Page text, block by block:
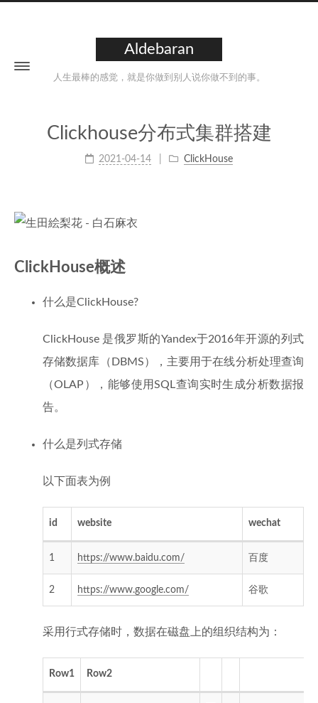
Aldebaran
人生最棒的感觉，就是你做到别人说你做不到的事。
Clickhouse分布式集群搭建
2021-04-14 ClickHouse
ClickHouse概述
什么是ClickHouse?
ClickHouse 是俄罗斯的Yandex于2016年开源的列式
存储数据库（DBMS），主要用于在线分析处理查询
（OLAP），能够使用SQL查询实时生成分析数据报
告。
什么是列式存储
以下面表为例
id website wechat
1 https://www.baidu.com/ 百度
2 https://www.google.com/ 谷歌
采用行式存储时，数据在磁盘上的组织结构为：
Row1 Row2